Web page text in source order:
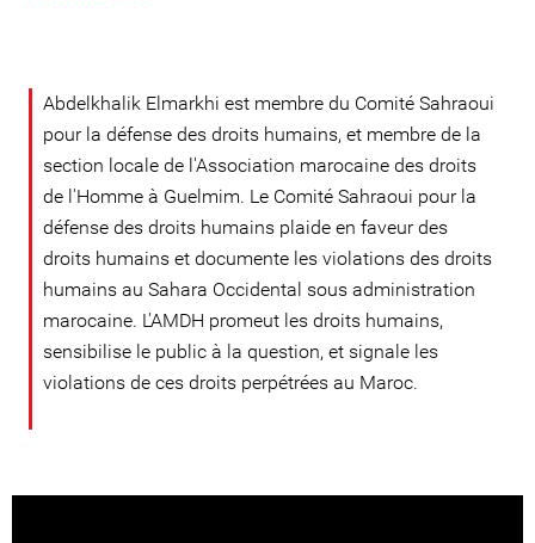
Abdelkhalik Elmarkhi est membre du Comité Sahraoui
pour la défense des droits humains, et membre de la
section locale de l'Association marocaine des droits
de l'Homme à Guelmim. Le Comité Sahraoui pour la
défense des droits humains plaide en faveur des
droits humains et documente les violations des droits
humains au Sahara Occidental sous administration
marocaine. L'AMDH promeut les droits humains,
sensibilise le public à la question, et signale les
violations de ces droits perpétrées au Maroc.